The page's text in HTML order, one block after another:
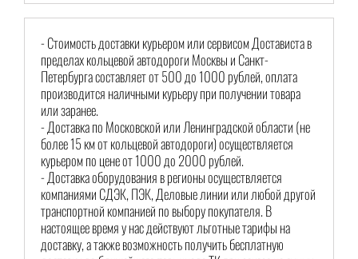
- Стоимость доставки курьером или сервисом Достависта в
пределах кольцевой автодороги Москвы и Санкт-
Петербурга составляет от 500 до 1000 рублей, оплата
производится наличными курьеру при получении товара
или заранее.
- Доставка по Московской или Ленинградской области (не
более 15 км от кольцевой автодороги) осуществляется
курьером по цене от 1000 до 2000 рублей.
- Доставка оборудования в регионы осуществляется
компаниями СДЭК, ПЭК, Деловые линии или любой другой
транспортной компанией по выбору покупателя. В
настоящее время у нас действуют льготные тарифы на
доставку, а также возможность получить бесплатную